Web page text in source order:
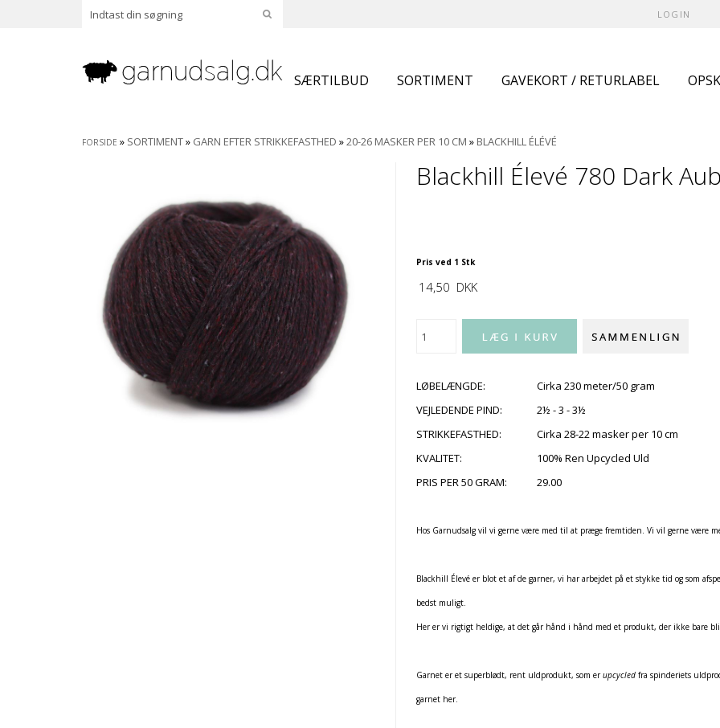
LOGIN
SÆRTILBUD SORTIMENT GAVEKORT / RETURLABEL
FORSIDE » SORTIMENT» GARN EFTER STRIKKEFASTHED »20-26 MASKER PER 10 CM » BLACKHILL ÉLÉVÉ
Blackhill Élevé 780 Dark
Pris ved 1 Stk
14,50 DKK
LØBELÆNGDE:
VEJLEDENDE PIND:
STRIKKEFASTHED:
KVALITET:
PRIS PER 50 GRAM:
Cirka 230 meter/50 gram
2½ - 3 - 3½
Cirka 28-22 masker per 10 cm
100% Ren Upcycled Uld
29.00
Hos Garnudsalg vil vi gerne være med til at præge fremtiden. Vi vil gerne være
Blackhill Élevé er blot et af de garner, vi har arbejdet på et stykke tid og som
bedst muligt.
Her er vi rigtigt heldige, at det går hånd i hånd med et produkt, der ikke bare
Garnet er et superblødt, rent uldprodukt, som erupcycled fra spinderiets
garnet her.